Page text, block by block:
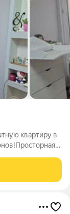
квартиру в
отдыха, работы